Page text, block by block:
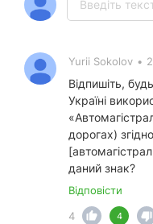
Yurii Sokolov •
Відпишіть,
Україні
дорогах)
даний знак?
Відповісти
4
4